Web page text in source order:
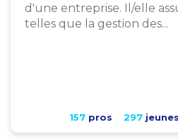
d'une entreprise. Il/elle
telles que la gestion des...
157pros 297jeunes